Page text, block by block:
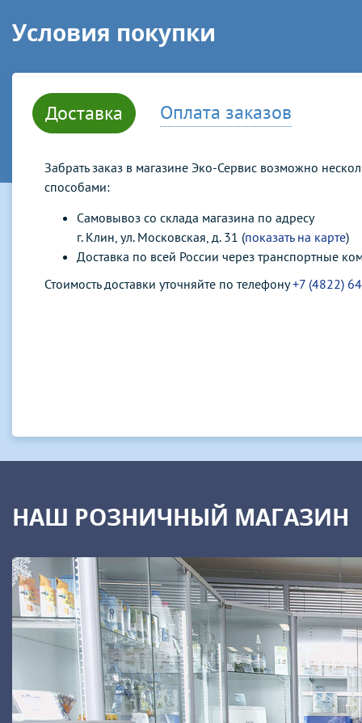
Условия покупки
Доставка Оплата заказов
Забрать заказ в магазине Эко-Сервис возможно
способами:
Самовывоз со склада магазина по адресу
г. Клин, ул. Московская, д. 31 (показать на карте)
Доставка по всей России через транспортные
Стоимость доставки уточняйте по телефону+7 (4822)
НАШ РОЗНИЧНЫЙ МАГАЗИН